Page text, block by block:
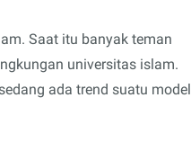
Saat itu banyak teman
universitas islam.
ada trend suatu model